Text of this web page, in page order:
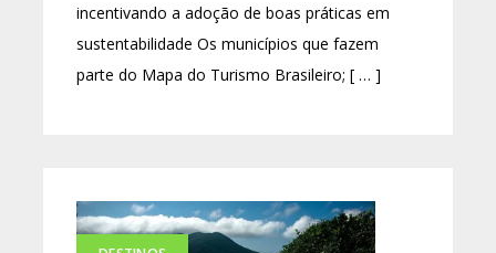
incentivando a adoção de boas práticas em
sustentabilidade Os municípios que fazem
parte do Mapa do Turismo Brasileiro; [ … ]